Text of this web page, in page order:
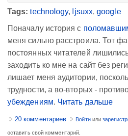
Tags:technology, ljsuxx,google
Поначалу история с
меня сильно расстроила. Тот
постоянных читателей
заходить ко мне на сайт без
лишает меня аудитории,
трудности, а во-вторых -
убеждениям. Читать дальше
20 комментариев Войтиили
оставить свой комментарий.